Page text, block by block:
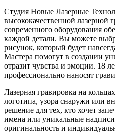
Студия Новые Лазерные
высококачественной
современного оборудования
каждой детали. Вы можете
рисунок, который будет
Мастера помогут в создании
отразит чувства и эмоции. 18
профессионально наносят
Лазерная гравировка на
логотипа, узора снаружи или
решение для тех, кто хочет
имена или уникальные
оригинальность и